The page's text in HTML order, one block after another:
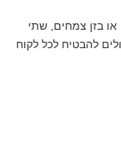
בזן צמחים, שתי
להבטיח לכל לקוח